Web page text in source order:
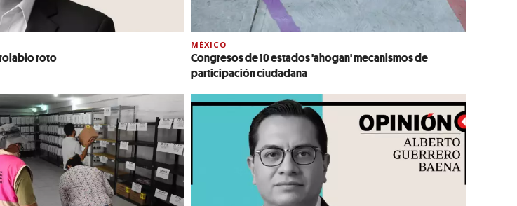
roto
MÉXICO
Congresos de 10 estados 'ahogan' mecanismos de
participación ciudadana